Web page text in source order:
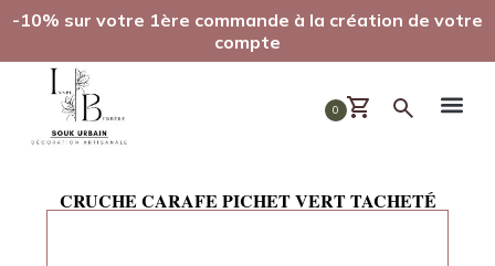
-10% sur votre 1ère commande à la création de votre
compte
0
CRUCHE CARAFE PICHET VERT TACHETÉ